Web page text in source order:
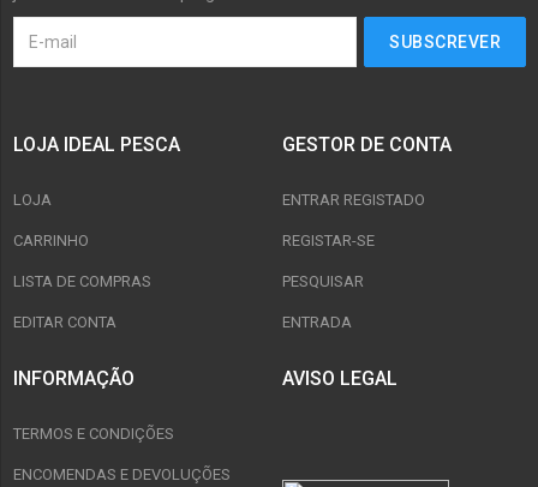
LOJA IDEAL PESCA
LOJA
CARRINHO
LISTA DE COMPRAS
EDITAR CONTA
GESTOR DE CONTA
ENTRAR REGISTADO
REGISTAR-SE
PESQUISAR
ENTRADA
INFORMAÇÃO
TERMOS E CONDIÇÕES
ENCOMENDAS E DEVOLUÇÕES
AVISO LEGAL